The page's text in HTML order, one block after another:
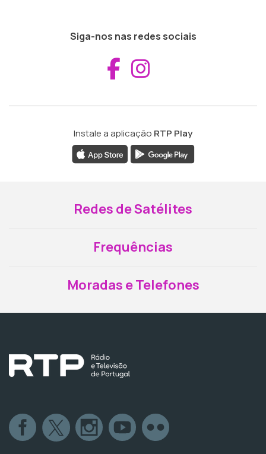
Siga-nos nas redes sociais
Aceder ao
Instale a aplicação RTP Play
Redes de Satélites
Frequências
Moradas e Telefones